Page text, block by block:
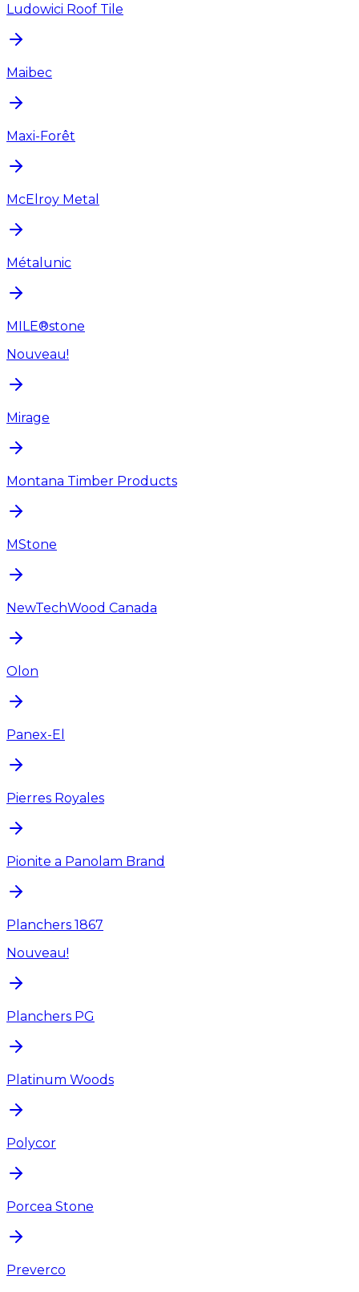
Ludowici Roof Tile
Maibec
Maxi-Forêt
McElroy Metal
Métalunic
MILE®stone
Nouveau!
Mirage
Montana Timber Products
MStone
NewTechWood Canada
Olon
Panex-El
Pierres Royales
Pionite a Panolam Brand
Planchers 1867
Nouveau!
Planchers PG
Platinum Woods
Polycor
Porcea Stone
Preverco